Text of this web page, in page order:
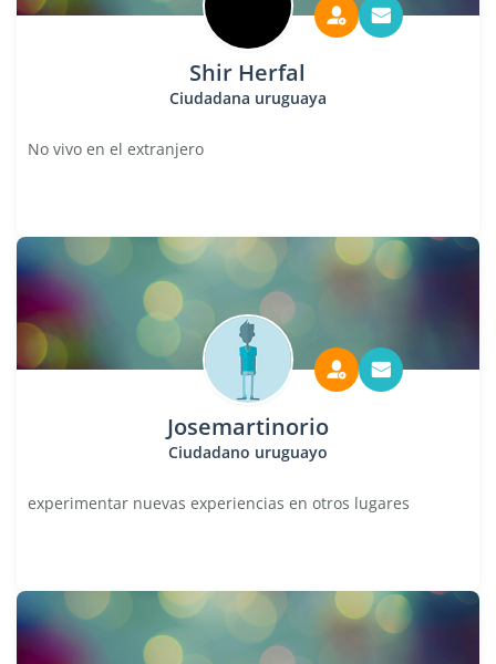
Shir Herfal
Ciudadana uruguaya
No vivo en el extranjero
Josemartinorio
Ciudadano uruguayo
experimentar nuevas experiencias en otros lugares